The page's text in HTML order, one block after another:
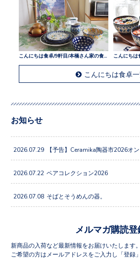
こんにちは食卓/9軒目/本橋さん家の食卓
こんにちは食卓
お知らせ
2026.07.29 【予告】Ceramika陶器市2026オ
2026.07.22 ペアコレクション2026
2026.07.08 そばとそうめんの器。
メルマガ購読登
新商品の入荷など最新情報をお届けいたします。
ご希望の方はメールアドレスをご入力し「登録